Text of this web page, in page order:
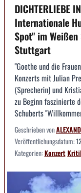
DICHTERLIEBE
Internationale
Spot" im Weißen
Stuttgart
"Goethe und die
Konzerts mit Julian
(Sprecherin) und
zu Beginn faszinierte
Schuberts
Geschrieben von
Veröffentlichungsdatum:
Kategorien:Konzert